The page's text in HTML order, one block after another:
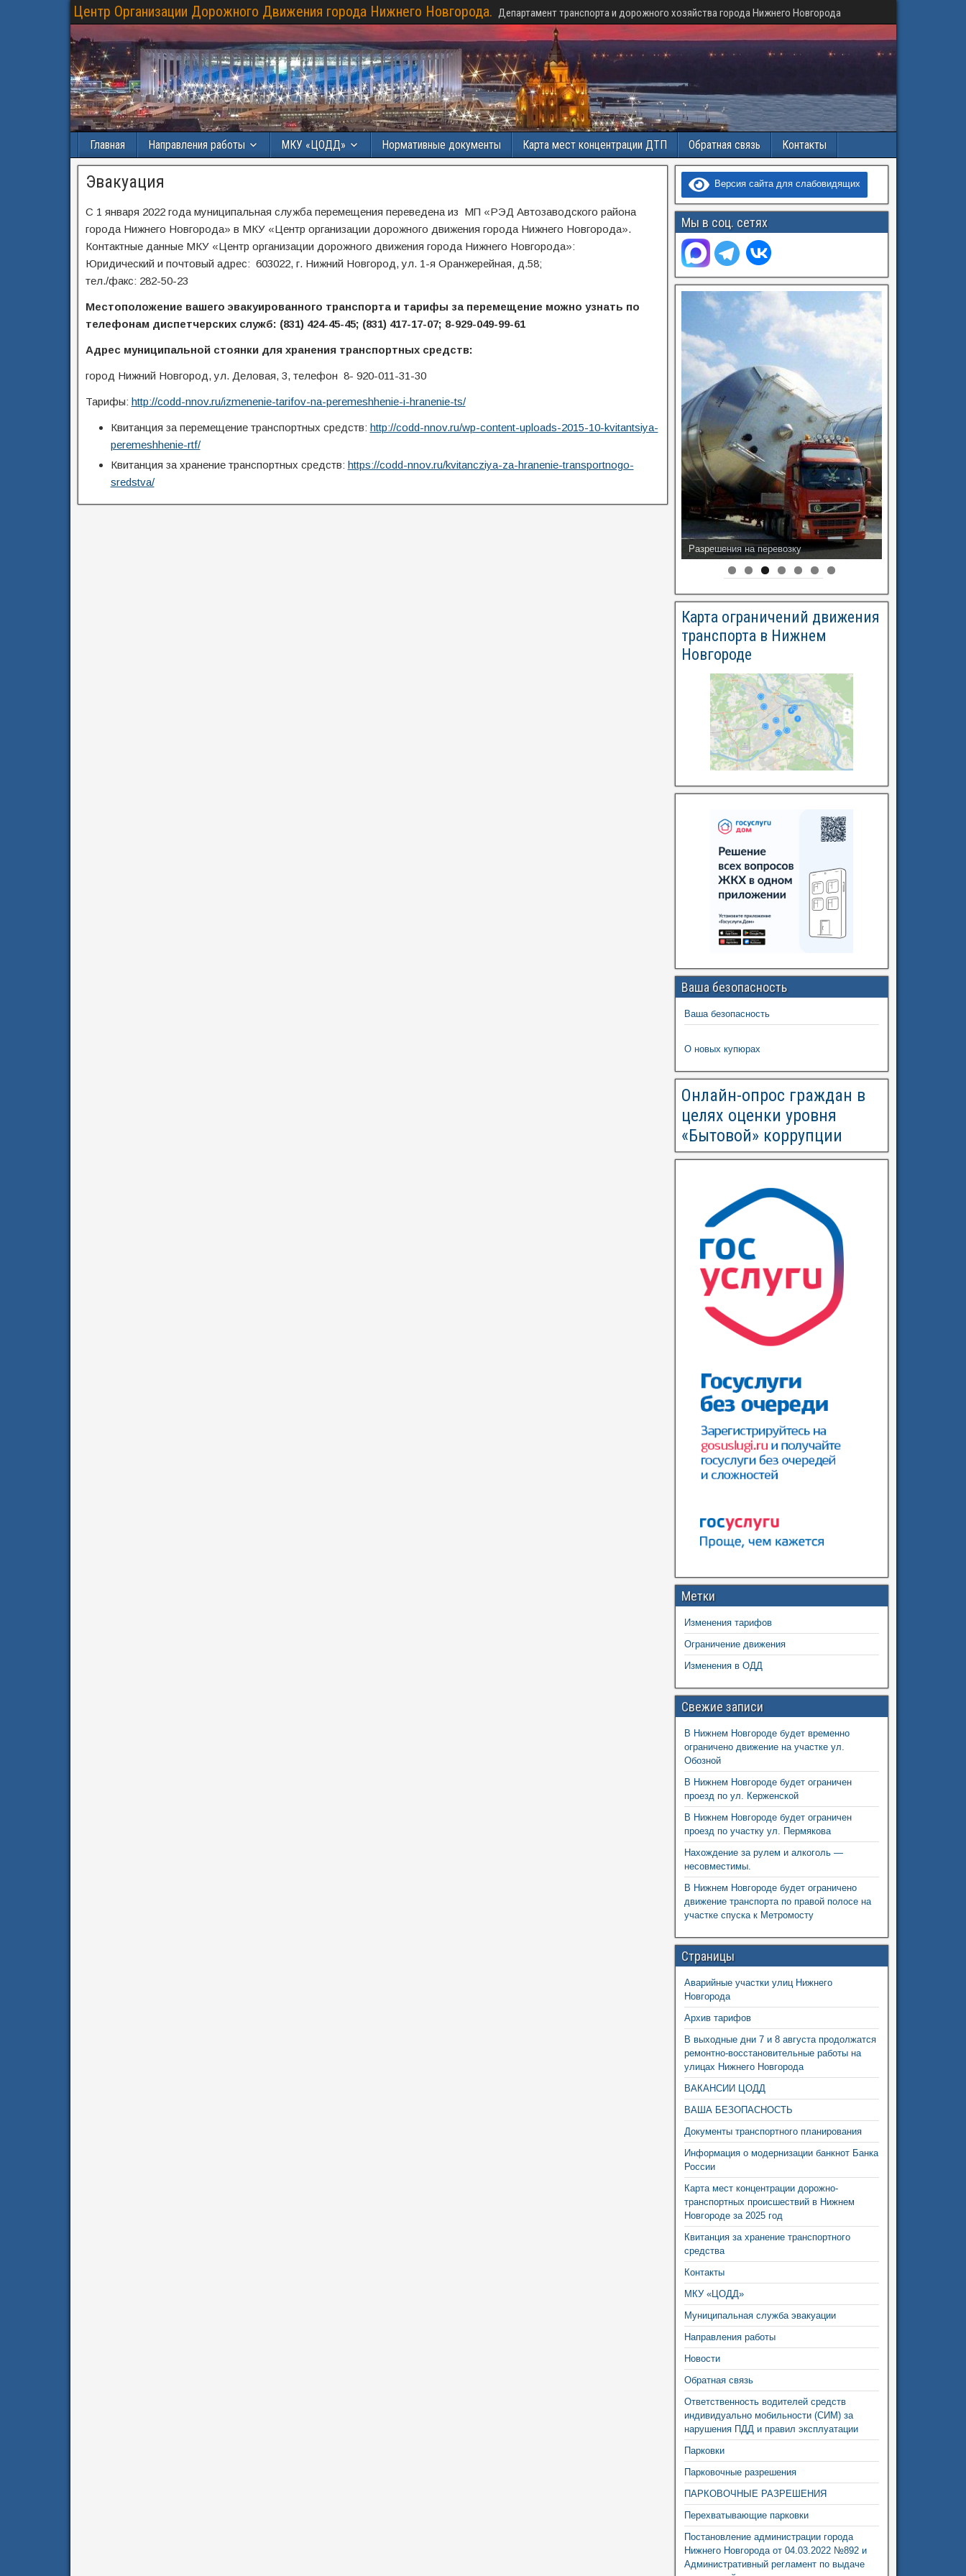
Центр Организации Дорожного Движения города Нижнего Новгорода. Департамент транспорта и дорожного хозяйства города Нижнего Новгорода
Главная Направления работы МКУ «ЦОДД» Нормативные документы Карта мест концентрации ДТП Обратная связь Контакты
Эвакуация
С 1 января 2022 года муниципальная служба перемещения переведена из МП «РЭД Автозаводского района
города Нижнего Новгорода» в МКУ «Центр организации дорожного движения города Нижнего Новгорода».
Контактные данные МКУ «Центр организации дорожного движения города Нижнего Новгорода»:
Юридический и почтовый адрес: 603022, г. Нижний Новгород, ул. 1-я Оранжерейная, д.58;
тел./факс: 282-50-23
Местоположение вашего эвакуированного транспорта и тарифы за перемещение можно узнать по
телефонам диспетчерских служб: (831) 424-45-45; (831) 417-17-07; 8-929-049-99-61
Адрес муниципальной стоянки для хранения транспортных средств:
город Нижний Новгород, ул. Деловая, 3, телефон 8- 920-011-31-30
Тарифы: http://codd-nnov.ru/izmenenie-tarifov-na-peremeshhenie-i-hranenie-ts/
Квитанция за перемещение транспортных средств: http://codd-nnov.ru/wp-content-uploads-2015-10-kvitantsiya-
peremeshhenie-rtf/
Квитанция за хранение транспортных средств: https://codd-nnov.ru/kvitancziya-za-hranenie-transportnogo-
sredstva/
Версия сайта для слабовидящих
Мы в соц. сетях
Разрешения на перевозку
Карта ограничений движения
транспорта в Нижнем
Новгороде
Ваша безопасность
Ваша безопасность
О новых купюрах
Онлайн-опрос граждан в
целях оценки уровня
«Бытовой» коррупции
Метки
Изменения тарифов
Ограничение движения
Изменения в ОДД
Свежие записи
В Нижнем Новгороде будет временно
ограничено движение на участке ул.
Обозной
В Нижнем Новгороде будет ограничен
проезд по ул. Керженской
В Нижнем Новгороде будет ограничен
проезд по участку ул. Пермякова
Нахождение за рулем и алкоголь —
несовместимы.
В Нижнем Новгороде будет ограничено
движение транспорта по правой полосе на
участке спуска к Метромосту
Страницы
Аварийные участки улиц Нижнего
Новгорода
Архив тарифов
В выходные дни 7 и 8 августа продолжатся
ремонтно-восстановительные работы на
улицах Нижнего Новгорода
ВАКАНСИИ ЦОДД
ВАША БЕЗОПАСНОСТЬ
Документы транспортного планирования
Информация о модернизации банкнот Банка
России
Карта мест концентрации дорожно-
транспортных происшествий в Нижнем
Новгороде за 2025 год
Квитанция за хранение транспортного
средства
Контакты
МКУ «ЦОДД»
Муниципальная служба эвакуации
Направления работы
Новости
Обратная связь
Ответственность водителей средств
индивидуально мобильности (СИМ) за
нарушения ПДД и правил эксплуатации
Парковки
Парковочные разрешения
ПАРКОВОЧНЫЕ РАЗРЕШЕНИЯ
Перехватывающие парковки
Постановление администрации города
Нижнего Новгорода от 04.03.2022 №892 и
Административный регламент по выдаче